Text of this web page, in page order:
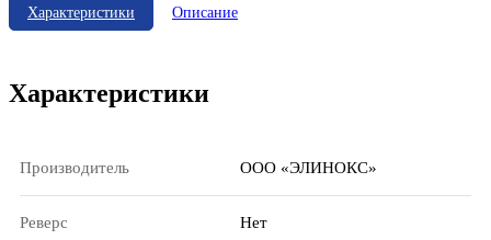
Характеристики Описание
Характеристики
Производитель ООО «ЭЛИНОКС»
Реверс Нет